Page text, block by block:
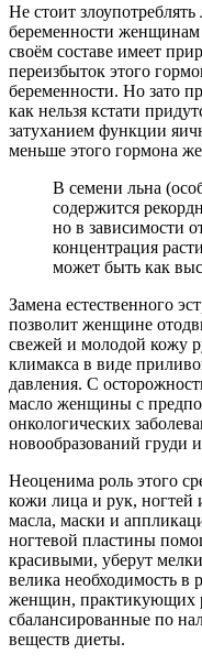
Не стоит
беременности
своём составе имеет
переизбыток этого
беременности. Но зато
как нельзя кстати
затуханием функции
меньше этого гормона
В семени льна
содержится
но в зависимости
концентрация
может быть как
Замена естественного
позволит женщине
свежей и молодой кожу
климакса в виде
давления. С
масло женщины с
онкологических
новообразований груди
Неоценима роль этого
кожи лица и рук, ногтей
масла, маски и
ногтевой пластины
красивыми, уберут
велика необходимость в
женщин, практикующих
сбалансированные по
веществ диеты.